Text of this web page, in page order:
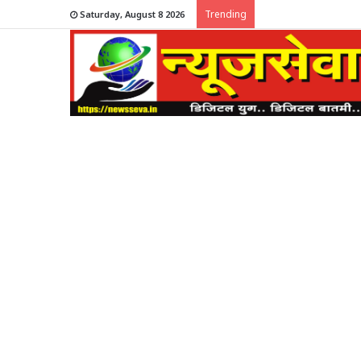
Saturday, August 8 2026 Trending